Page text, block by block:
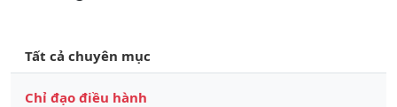
Tất cả chuyên mục
Chỉ đạo điều hành